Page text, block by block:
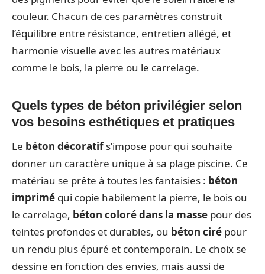
couleur. Chacun de ces paramètres construit
l’équilibre entre résistance, entretien allégé, et
harmonie visuelle avec les autres matériaux
comme le bois, la pierre ou le carrelage.
Quels types de béton privilégier selon
vos besoins esthétiques et pratiques
Le béton décoratifs’impose pour qui souhaite
donner un caractère unique à sa plage piscine. Ce
matériau se prête à toutes les fantaisies : béton
imprimé qui copie habilement la pierre, le bois ou
le carrelage, béton coloré dans la masse pour des
teintes profondes et durables, ou béton ciré pour
un rendu plus épuré et contemporain. Le choix se
dessine en fonction des envies, mais aussi de